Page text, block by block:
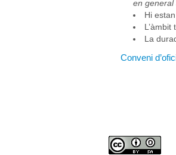
en general
Hi
L’àmbit
La
Conveni